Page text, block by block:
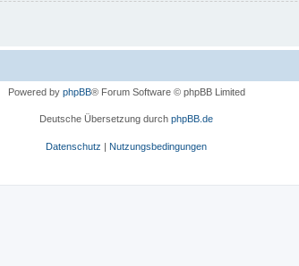
Powered by phpBB® Forum Software © phpBB Limited
Deutsche Übersetzung durch phpBB.de
Datenschutz | Nutzungsbedingungen